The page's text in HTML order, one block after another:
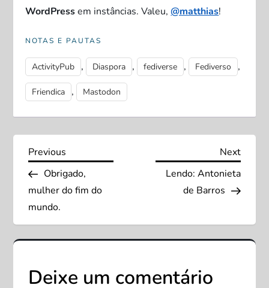
WordPressem instâncias. Valeu,@matthias!
NOTAS E PAUTAS
ActivityPub , Diaspora , fediverse , Fediverso ,
Friendica , Mastodon
N
a
v
e
g
Previous
Post
Previous
Obrigado,
mulher do fim do
mundo.
Next
Next
Lendo: Antonieta
de Barros
Deixe um comentário